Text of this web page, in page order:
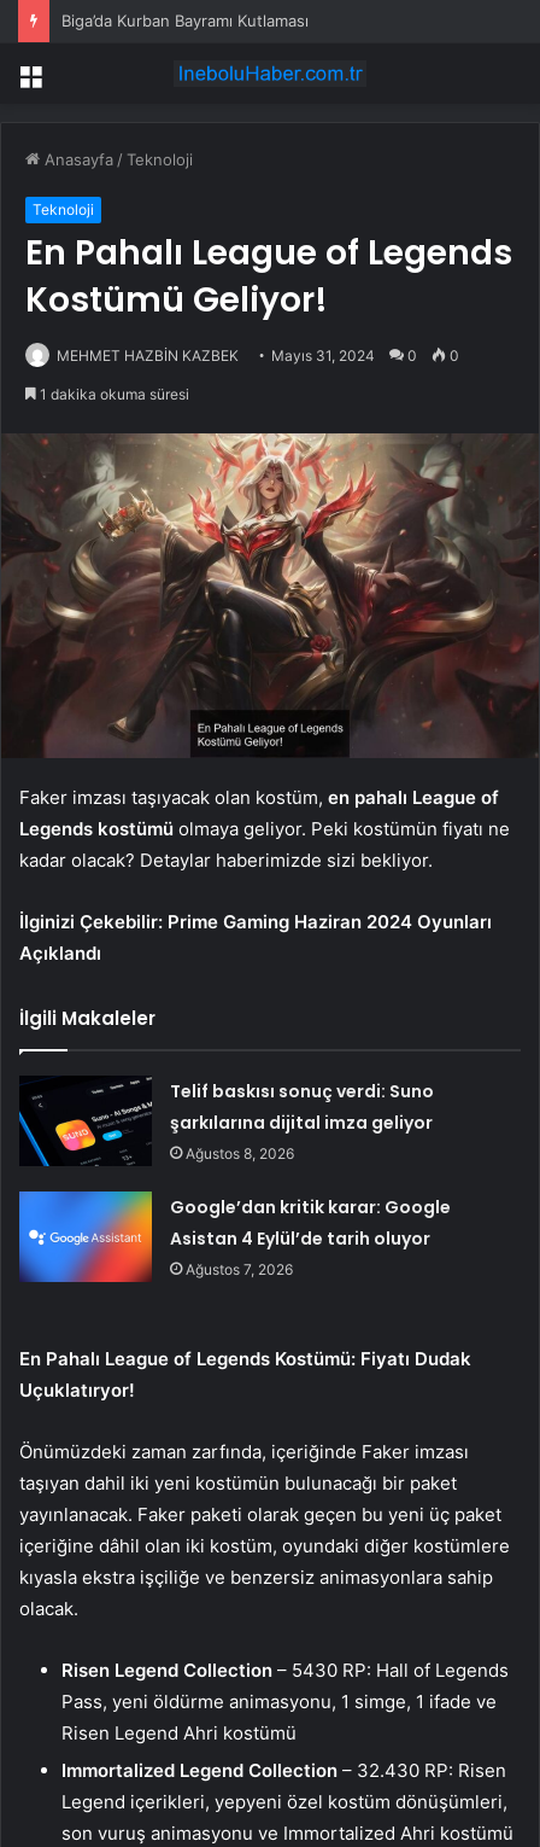
Biga’da Kurban Bayramı Kutlaması
Menü
Anasayfa /Teknoloji
Teknoloji
En Pahalı League of Legends
Kostümü Geliyor!
MEHMET HAZBİN KAZBEK Mayıs 31, 2024 0 0
1 dakika okuma süresi
Faker imzası taşıyacak olan kostüm, en pahalı League of
Legends kostümü olmaya geliyor. Peki kostümün fiyatı ne
kadar olacak? Detaylar haberimizde sizi bekliyor.
İlginizi Çekebilir: Prime Gaming Haziran 2024 Oyunları
Açıklandı
İlgili Makaleler
Telif baskısı sonuç verdi: Suno
şarkılarına dijital imza geliyor
Ağustos 8, 2026
Google’dan kritik karar: Google
Asistan 4 Eylül’de tarih oluyor
Ağustos 7, 2026
En Pahalı League of Legends Kostümü: Fiyatı Dudak
Uçuklatıryor!
Önümüzdeki zaman zarfında, içeriğinde Faker imzası
taşıyan dahil iki yeni kostümün bulunacağı bir paket
yayınlanacak. Faker paketi olarak geçen bu yeni üç paket
içeriğine dâhil olan iki kostüm, oyundaki diğer kostümlere
kıyasla ekstra işçiliğe ve benzersiz animasyonlara sahip
olacak.
Risen Legend Collection – 5430 RP: Hall of Legends
Pass, yeni öldürme animasyonu, 1 simge, 1 ifade ve
Risen Legend Ahri kostümü
Immortalized Legend Collection – 32.430 RP: Risen
Legend içerikleri, yepyeni özel kostüm dönüşümleri,
son vuruş animasyonu ve Immortalized Ahri kostümü